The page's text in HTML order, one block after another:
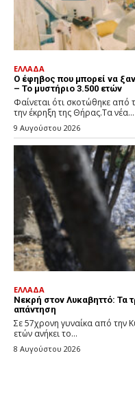
ΕΛΛΑΔΑ
Ο έφηβος που μπορεί να
– Το μυστήριο 3.500 ετών
Φαίνεται ότι σκοτώθηκε
την έκρηξη της Θήρας.Τα νέα...
9 Αυγούστου 2026
ΕΛΛΑΔΑ
Νεκρή στον Λυκαβηττό: Τα
απάντηση
Σε 57χρονη γυναίκα από την
ετών ανήκει το...
8 Αυγούστου 2026